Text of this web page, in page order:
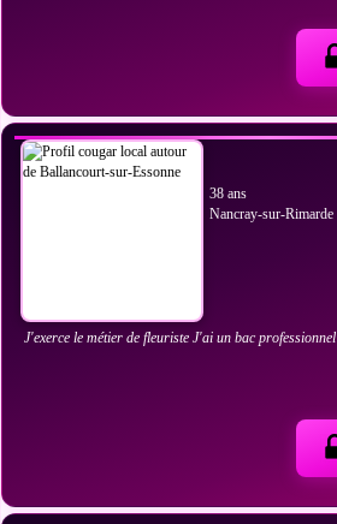
38 ans
Nancray-sur-Rimarde
J'exerce le métier de fleuriste J'ai un bac professionnel